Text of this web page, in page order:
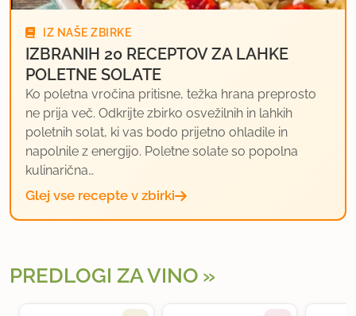
IZ NAŠE ZBIRKE
IZBRANIH 20 RECEPTOV ZA LAHKE
POLETNE SOLATE
Ko poletna vročina pritisne, težka hrana preprosto
ne prija več. Odkrijte zbirko osvežilnih in lahkih
poletnih solat, ki vas bodo prijetno ohladile in
napolnile z energijo. Poletne solate so popolna
kulinarična…
Glej vse recepte v zbirki
PREDLOGI ZA VINO